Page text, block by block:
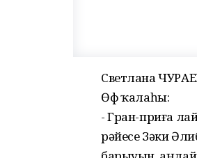
Светлана
Өфө ҡалаһы:
- Гран-приға
рәйесе Зәки